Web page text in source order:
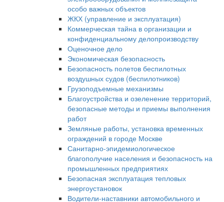
особо важных объектов
ЖКХ (управление и эксплуатация)
Коммерческая тайна в организации и
конфиденциальному делопроизводству
Оценочное дело
Экономическая безопасность
Безопасность полетов беспилотных
воздушных судов (беспилотников)
Грузоподъемные механизмы
Благоустройства и озеленение территорий,
безопасные методы и приемы выполнения
работ
Земляные работы, установка временных
ограждений в городе Москве
Санитарно-эпидемиологическое
благополучие населения и безопасность на
промышленных предприятиях
Безопасная эксплуатация тепловых
энергоустановок
Водители-наставники автомобильного и